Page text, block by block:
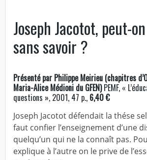
Joseph Jacotot, peut-
sans savoir ?
Présenté par Philippe Meirieu (chapitres
Maria-Alice Médioni du GFEN)PEMF, «
questions », 2001, 47 p., 6,40 €
Joseph Jacotot défendait la thése
faut confier l’enseignement d’une
quelqu’un qui ne la connaît pas.
explique à l’autre on le prive de